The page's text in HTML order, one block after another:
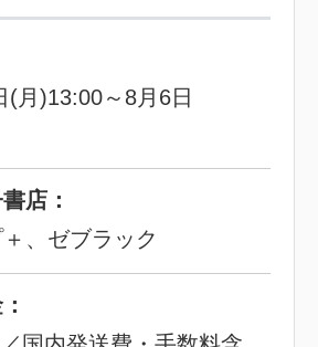
(月)13:00～8月6日
店：
、ゼブラック